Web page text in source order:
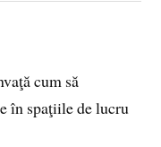
cum să
în spaţiile de lucru